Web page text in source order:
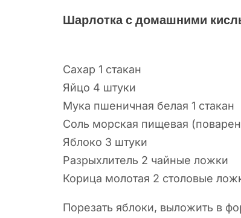
Шарлотка с домашними
Сахар 1 стакан
Яйцо 4 штуки
Мука пшеничная белая 1 стакан
Соль морская пищевая
Яблоко 3 штуки
Разрыхлитель 2 чайные ложки
Корица молотая 2 столовые
Порезать яблоки, выложить в